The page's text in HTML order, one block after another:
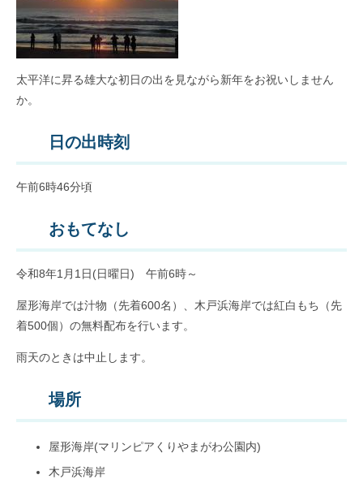
太平洋に昇る雄大な初日の出を見ながら新年をお祝いしません
か。
日の出時刻
午前6時46分頃
おもてなし
令和8年1月1日(日曜日) 午前6時～
屋形海岸では汁物（先着600名）、木戸浜海岸では紅白もち（先
着500個）の無料配布を行います。
雨天のときは中止します。
場所
屋形海岸(マリンピアくりやまがわ公園内)
木戸浜海岸